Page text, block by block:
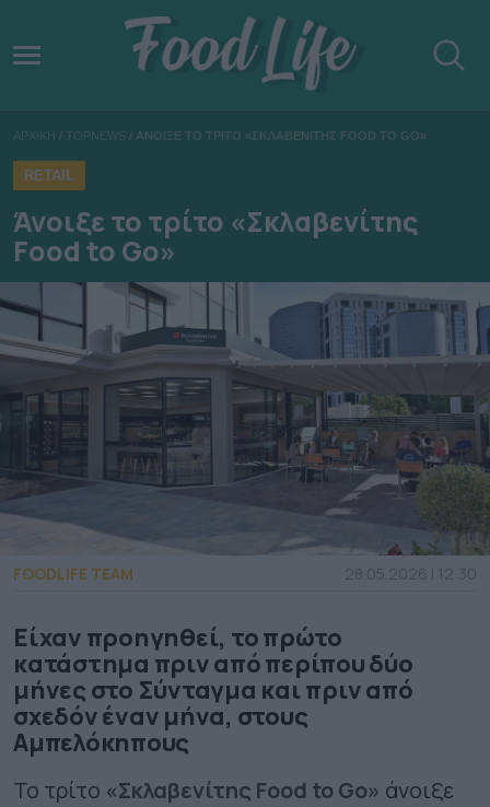
ΑΡΧΙΚΗ / TOPNEWS / ΑΝΟΙΞΕ ΤΟ ΤΡΙΤΟ «ΣΚΛΑΒΕΝΙΤΗΣ FOOD TO GO»
RETAIL
Άνοιξε το τρίτο «Σκλαβενίτης
Food to Go»
FOODLIFE TEAM 28.05.2026 | 12:30
Είχαν προηγηθεί, το πρώτο
κατάστημα πριν από περίπου δύο
μήνες στο Σύνταγμα και πριν από
σχεδόν έναν μήνα, στους
Αμπελόκηπους
Το τρίτο «Σκλαβενίτης Food to Go» άνοιξε